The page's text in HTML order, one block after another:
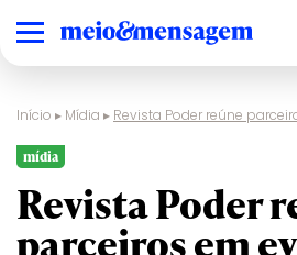
Início ▸ Mídia ▸ Revista Poder reúne
mídia
Revista Poder
parceiros em